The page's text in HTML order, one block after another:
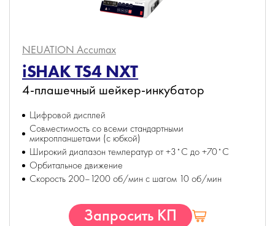
NEUATION Accumax
iSHAK TS4 NXT
4-плашечный шейкер-инкубатор
Цифровой дисплей
Совместимость со всеми стандартными
микропланшетами (с юбкой)
Широкий диапазон температур от +3˚С до +70˚С
Орбитальное движение
Скорость 200–1200 об/мин с шагом 10 об/мин
Запросить КП